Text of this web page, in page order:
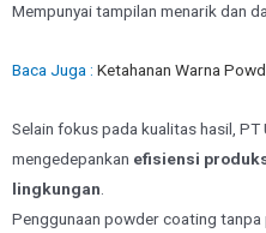
Mempunyai tampilan menarik dan
Baca Juga : Ketahanan Warna
Selain fokus pada kualitas hasil, PT
mengedepankan efisiensi
lingkungan
Penggunaan powder coating